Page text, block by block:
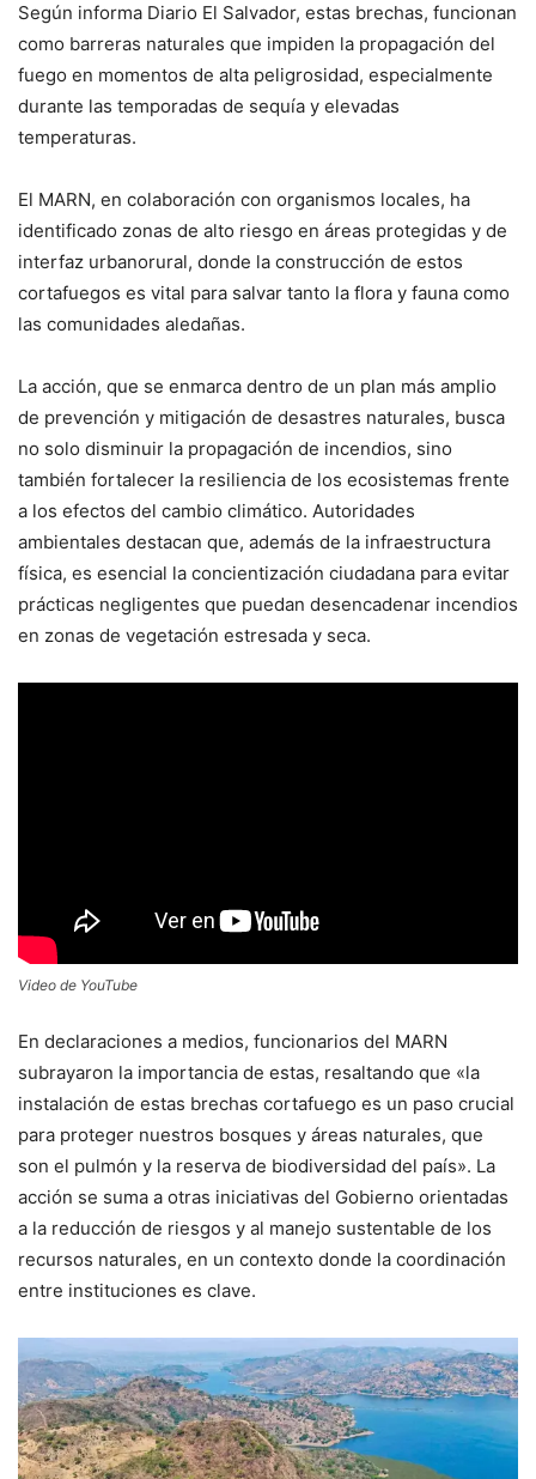
Según informa Diario El Salvador, estas brechas, funcionan
como barreras naturales que impiden la propagación del
fuego en momentos de alta peligrosidad, especialmente
durante las temporadas de sequía y elevadas
temperaturas.
El MARN, en colaboración con organismos locales, ha
identificado zonas de alto riesgo en áreas protegidas y de
interfaz urbanorural, donde la construcción de estos
cortafuegos es vital para salvar tanto la flora y fauna como
las comunidades aledañas.
La acción, que se enmarca dentro de un plan más amplio
de prevención y mitigación de desastres naturales, busca
no solo disminuir la propagación de incendios, sino
también fortalecer la resiliencia de los ecosistemas frente
a los efectos del cambio climático. Autoridades
ambientales destacan que, además de la infraestructura
física, es esencial la concientización ciudadana para evitar
prácticas negligentes que puedan desencadenar incendios
en zonas de vegetación estresada y seca.
Video de YouTube
En declaraciones a medios, funcionarios del MARN
subrayaron la importancia de estas, resaltando que «la
instalación de estas brechas cortafuego es un paso crucial
para proteger nuestros bosques y áreas naturales, que
son el pulmón y la reserva de biodiversidad del país». La
acción se suma a otras iniciativas del Gobierno orientadas
a la reducción de riesgos y al manejo sustentable de los
recursos naturales, en un contexto donde la coordinación
entre instituciones es clave.